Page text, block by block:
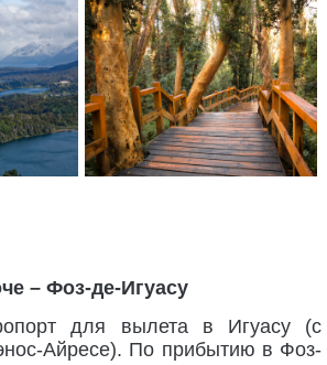
– Фоз-де-Игуасу
для вылета в Игуасу (с
Айресе). По прибытию в Фоз-